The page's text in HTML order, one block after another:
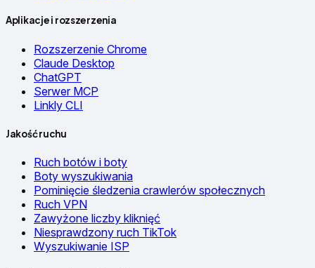
Aplikacje i rozszerzenia
Rozszerzenie Chrome
Claude Desktop
ChatGPT
Serwer MCP
Linkly CLI
Jakość ruchu
Ruch botów i boty
Boty wyszukiwania
Pominięcie śledzenia crawlerów społecznych
Ruch VPN
Zawyżone liczby kliknięć
Niesprawdzony ruch TikTok
Wyszukiwanie ISP